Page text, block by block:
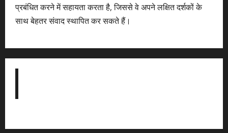
प्रबंधित करने में सहायता करता है, जिससे वे अपने लक्षित दर्शकों के
साथ बेहतर संवाद स्थापित कर सकते हैं।